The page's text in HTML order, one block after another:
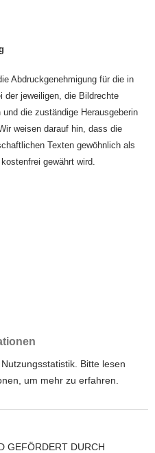
Abdruckgenehmigung für die in
der jeweiligen, die Bildrechte
die zuständige Herausgeberin
weisen darauf hin, dass die
Texten gewöhnlich als
gewährt wird.
Bitte lesen
, um mehr zu erfahren.
GEFÖRDERT DURCH